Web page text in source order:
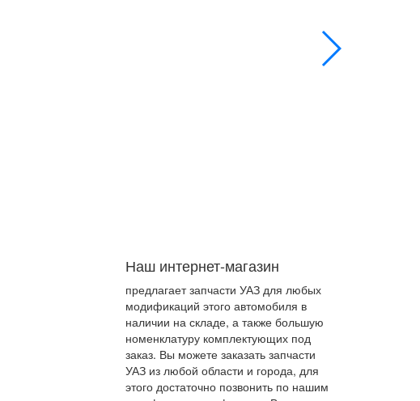
Наш интернет-магазин
предлагает запчасти УАЗ для любых
модификаций этого автомобиля в
наличии на складе, а также большую
номенклатуру комплектующих под
заказ. Вы можете заказать запчасти
УАЗ из любой области и города, для
этого достаточно позвонить по нашим